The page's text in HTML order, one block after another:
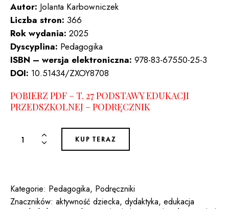
Autor: Jolanta Karbowniczek
Liczba stron: 366
Rok wydania: 2025
Dyscyplina: Pedagogika
ISBN – wersja elektroniczna: 978-83-67550-25-3
DOI: 10.51434/ZXOY8708
POBIERZ PDF – T. 27 PODSTAWY EDUKACJI
PRZEDSZKOLNEJ – PODRĘCZNIK
ilość
EDUKACJI
PRZEDSZKOLNEJ
KUP TERAZ
Kategorie: Pedagogika, Podręczniki
Znaczników: aktywność dziecka, dydaktyka, edukacja